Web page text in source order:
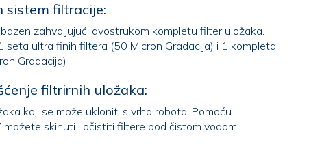
sistem filtracije:
zahvaljujući dvostrukom kompletu filter uložaka.
i 1 kompleta
Gradacija)
filtrirnih uložaka:
koji se može ukloniti s vrha robota. Pomoću
jednostavnog ”Klika” možete skinuti i očistiti filtere pod čistom vodom.